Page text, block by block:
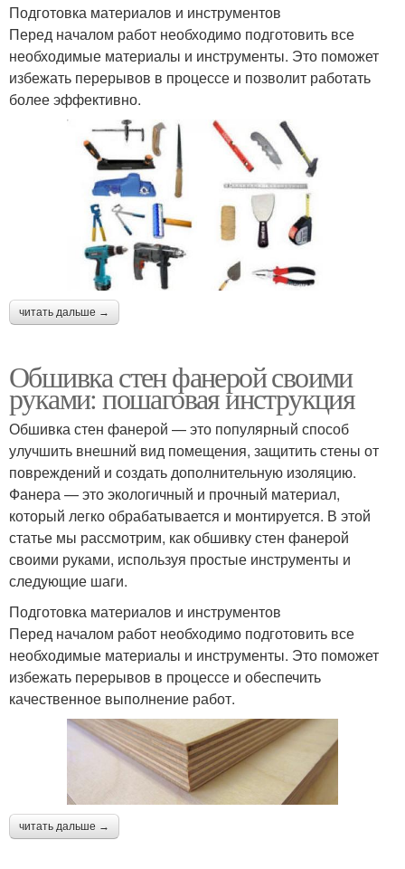
Подготовка материалов и инструментов
Перед началом работ необходимо подготовить все
необходимые материалы и инструменты. Это поможет
избежать перерывов в процессе и позволит работать
более эффективно.
читать дальше →
Обшивка стен фанерой своими
руками: пошаговая инструкция
Обшивка стен фанерой — это популярный способ
улучшить внешний вид помещения, защитить стены от
повреждений и создать дополнительную изоляцию.
Фанера — это экологичный и прочный материал,
который легко обрабатывается и монтируется. В этой
статье мы рассмотрим, как обшивку стен фанерой
своими руками, используя простые инструменты и
следующие шаги.
Подготовка материалов и инструментов
Перед началом работ необходимо подготовить все
необходимые материалы и инструменты. Это поможет
избежать перерывов в процессе и обеспечить
качественное выполнение работ.
читать дальше →